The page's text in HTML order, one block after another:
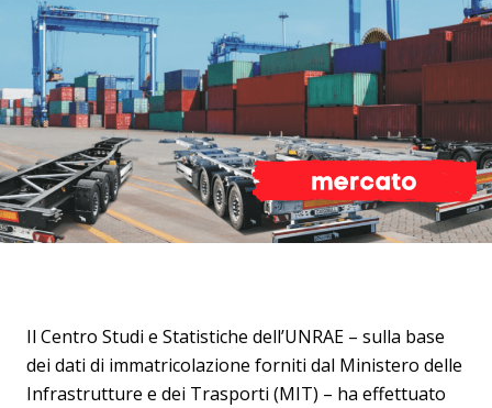
Il Centro Studi e Statistiche dell’UNRAE – sulla base
dei dati di immatricolazione forniti dal Ministero delle
Infrastrutture e dei Trasporti (MIT) – ha effettuato